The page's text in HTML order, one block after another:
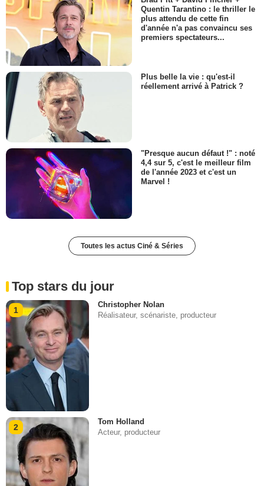
Quentin Tarantino : le thriller le
plus attendu de cette fin
d'année n'a pas convaincu ses
premiers spectateurs...
Plus belle la vie : qu'est-il
réellement arrivé à Patrick ?
"Presque aucun défaut !" : noté
4,4 sur 5, c'est le meilleur film
de l'année 2023 et c'est un
Marvel !
Toutes les actus Ciné & Séries
Top stars du jour
1
Christopher Nolan
Réalisateur, scénariste, producteur
2
Tom Holland
Acteur, producteur